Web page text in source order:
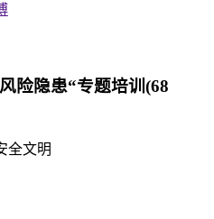
险隐患“专题培训(68